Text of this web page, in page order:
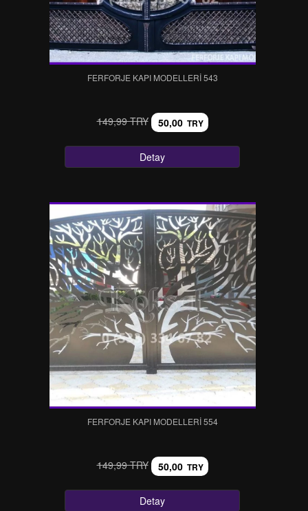
FERFORJE KAPI MODELLERI 543
149,99 TRY 50,00 TRY
Detay
FERFORJE KAPI MODELLERI 554
149,99 TRY 50,00 TRY
Detay